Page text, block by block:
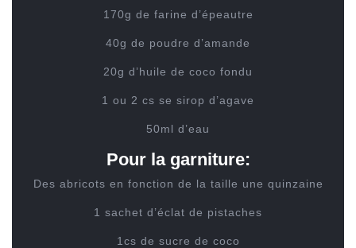
170g de farine d’épeautre
40g de poudre d’amande
20g d’huile de coco fondu
1 ou 2 cs se sirop d’agave
50ml d’eau
Pour la garniture:
Des abricots en fonction de la taille une quinzaine
1 sachet d’éclat de pistaches
1cs de sucre de coco